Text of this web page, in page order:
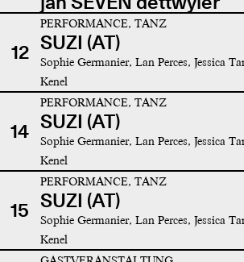
12
PERFORMANCE, TANZ
SUZI (AT)
Sophie Germanier, Lan Perces, Jessica
Kenel
14
PERFORMANCE, TANZ
SUZI (AT)
Sophie Germanier, Lan Perces, Jessica
Kenel
15
PERFORMANCE, TANZ
SUZI (AT)
Sophie Germanier, Lan Perces, Jessica
Kenel